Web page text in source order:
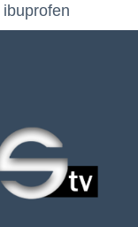
ibuprofen